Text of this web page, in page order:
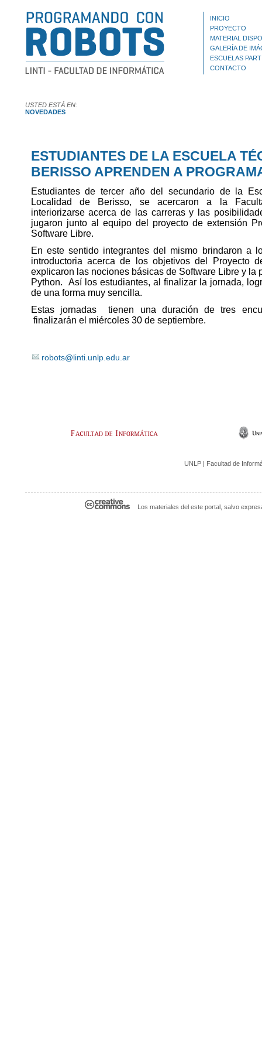
INICIO
PROYECTO
MATERIAL
GALERÍA DE
ESCUELAS
CONTACTO
USTED ESTÁ EN:
NOVEDADES
ESTUDIANTES DE LA ESCUELA
BERISSO APRENDEN A
Estudiantes de tercer año del secundario de la
Localidad de Berisso, se acercaron a la
interiorizarse acerca de las carreras y las
jugaron junto al equipo del proyecto de extensión
Software Libre.
En este sentido integrantes del mismo brindaron a
introductoria acerca de los objetivos del Proyecto
explicaron las nociones básicas de Software Libre y la
Python. Así los estudiantes, al finalizar la jornada,
de una forma muy sencilla.
Estas jornadas tienen una duración de tres
finalizarán el miércoles 30 de septiembre.
robots@linti.unlp.edu.ar
UNLP | Facultad de
Los materiales del este portal, salvo